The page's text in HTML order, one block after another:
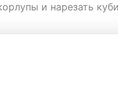
и нарезать